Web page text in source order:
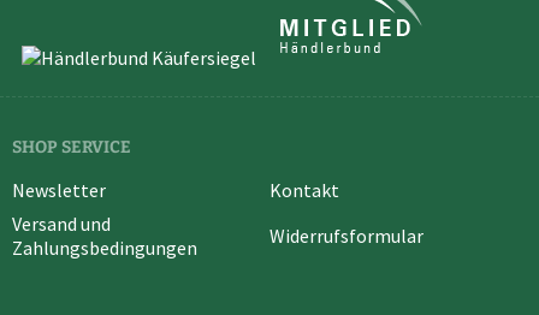
SHOP SERVICE
Newsletter
Kontakt
Versand und
Zahlungsbedingungen
Widerrufsformular